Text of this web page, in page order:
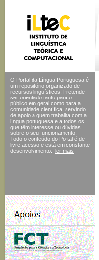
O Portal da Língua Portuguesa é
um repositório organizado de
recursos linguísticos. Pretende
ser orientado tanto para o
público em geral como para a
comunidade científica, servindo
de apoio a quem trabalha com a
língua portuguesa e a todos os
que têm interesse ou dúvidas
sobre o seu funcionamento.
Todo o conteúdo do Portal é de
livre acesso e está em constante
desenvolvimento.
ler mais